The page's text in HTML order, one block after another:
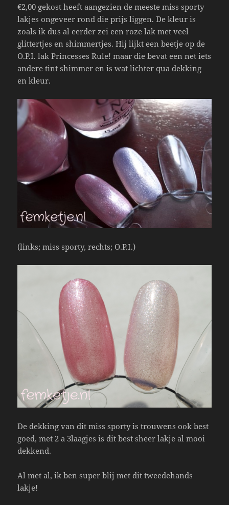
€2,00 gekost heeft aangezien de meeste miss sporty
lakjes ongeveer rond die prijs liggen. De kleur is
zoals ik dus al eerder zei een roze lak met veel
glittertjes en shimmertjes. Hij lijkt een beetje op de
O.P.I. lak Princesses Rule! maar die bevat een net iets
andere tint shimmer en is wat lichter qua dekking
en kleur.
(links; miss sporty, rechts; O.P.I.)
De dekking van dit miss sporty is trouwens ook best
goed, met 2 a 3laagjes is dit best sheer lakje al mooi
dekkend.
Al met al, ik ben super blij met dit tweedehands
lakje!